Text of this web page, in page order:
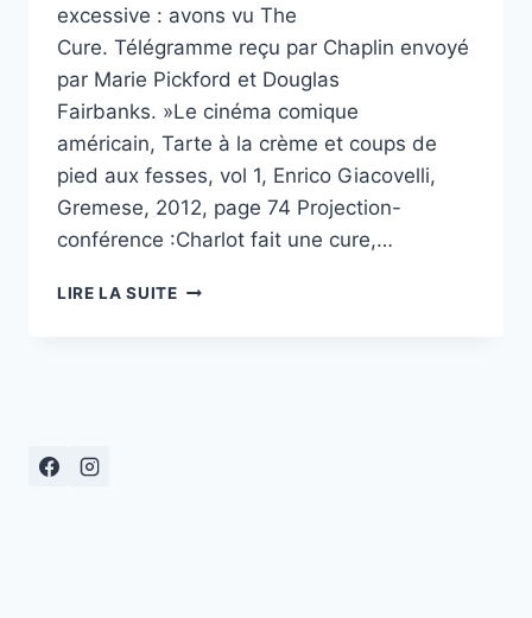
excessive : avons vu The
Cure. Télégramme reçu par Chaplin envoyé
par Marie Pickford et Douglas
Fairbanks. »Le cinéma comique
américain, Tarte à la crème et coups de
pied aux fesses, vol 1, Enrico Giacovelli,
Gremese, 2012, page 74 Projection-
conférence :Charlot fait une cure,…
LIRE LA SUITE« ECOLE